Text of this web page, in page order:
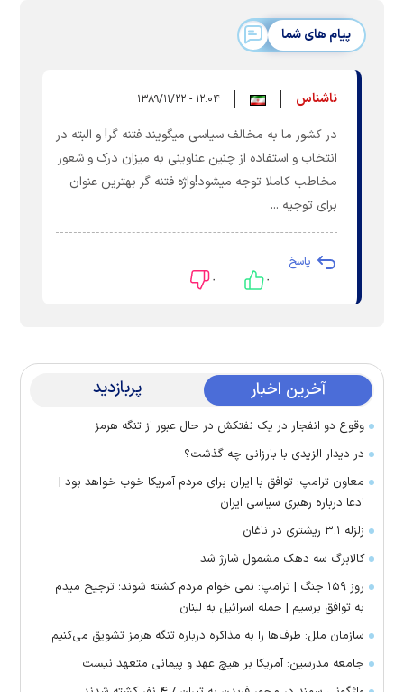
پیام های شما
ناشناس ۱۲:۰۴ - ۱۳۸۹/۱۱/۲۲
در کشور ما به مخالف سیاسی میگویند فتنه گر! و البته در
انتخاب و استفاده از چنین عناوینی به میزان درک و شعور
مخاطب کاملا توجه میشود!واژه فتنه گر بهترین عنوان
برای توجیه ...
پاسخ
۰ ۰
آخرین اخبار پربازدید
وقوع دو انفجار در یک نفتکش در حال عبور از تنگه هرمز
در دیدار الزیدی با بارزانی چه گذشت؟
معاون ترامپ: توافق با ایران برای مردم آمریکا خوب خواهد بود |
ادعا درباره رهبری سیاسی ایران
زلزله ۳.۱ ریشتری در ناغان
کالابرگ سه دهک مشمول شارژ شد
روز ۱۵۹ جنگ | ترامپ: نمی خوام مردم کشته شوند؛ ترجیح میدم
به توافق برسیم | حمله اسرائیل به لبنان
سازمان ملل: طرف‌ها را به مذاکره درباره تنگه هرمز تشویق می‌کنیم
جامعه مدرسین: آمریکا بر هیچ عهد و پیمانی متعهد نیست